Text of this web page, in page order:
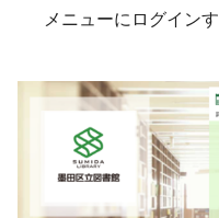
メニューにログイン